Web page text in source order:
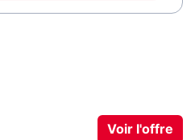
Voir l'offre